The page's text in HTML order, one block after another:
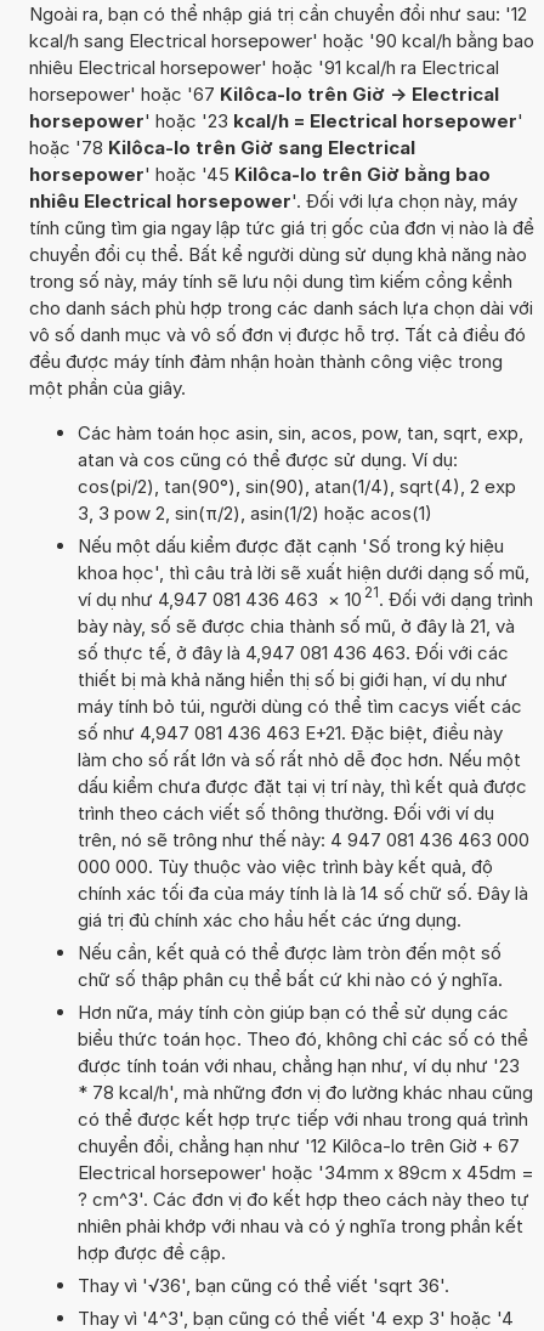
Ngoài ra, bạn có thể nhập giá trị cần chuyển đổi như sau: '12
kcal/h sang Electrical horsepower' hoặc '90 kcal/h bằng bao
nhiêu Electrical horsepower' hoặc '91 kcal/h ra Electrical
horsepower' hoặc '67 Kilôca-lo trên Giờ -> Electrical
horsepower' hoặc '23 kcal/h = Electrical horsepower'
hoặc '78 Kilôca-lo trên Giờ sang Electrical
horsepower' hoặc '45 Kilôca-lo trên Giờ bằng bao
nhiêu Electrical horsepower'. Đối với lựa chọn này, máy
tính cũng tìm gia ngay lập tức giá trị gốc của đơn vị nào là để
chuyển đổi cụ thể. Bất kể người dùng sử dụng khả năng nào
trong số này, máy tính sẽ lưu nội dung tìm kiếm cồng kềnh
cho danh sách phù hợp trong các danh sách lựa chọn dài với
vô số danh mục và vô số đơn vị được hỗ trợ. Tất cả điều đó
đều được máy tính đảm nhận hoàn thành công việc trong
một phần của giây.
Các hàm toán học asin, sin, acos, pow, tan, sqrt, exp,
atan và cos cũng có thể được sử dụng. Ví dụ:
cos(pi/2), tan(90°), sin(90), atan(1/4), sqrt(4), 2 exp
3, 3 pow 2, sin(π/2), asin(1/2) hoặc acos(1)
Nếu một dấu kiểm được đặt cạnh 'Số trong ký hiệu
khoa học', thì câu trả lời sẽ xuất hiện dưới dạng số mũ,
ví dụ như 4,947 081 436 463 × 10 21. Đối với dạng trình
bày này, số sẽ được chia thành số mũ, ở đây là 21, và
số thực tế, ở đây là 4,947 081 436 463. Đối với các
thiết bị mà khả năng hiển thị số bị giới hạn, ví dụ như
máy tính bỏ túi, người dùng có thể tìm cacys viết các
số như 4,947 081 436 463 E+21. Đặc biệt, điều này
làm cho số rất lớn và số rất nhỏ dễ đọc hơn. Nếu một
dấu kiểm chưa được đặt tại vị trí này, thì kết quả được
trình theo cách viết số thông thường. Đối với ví dụ
trên, nó sẽ trông như thế này: 4 947 081 436 463 000
000 000. Tùy thuộc vào việc trình bày kết quả, độ
chính xác tối đa của máy tính là là 14 số chữ số. Đây là
giá trị đủ chính xác cho hầu hết các ứng dụng.
Nếu cần, kết quả có thể được làm tròn đến một số
chữ số thập phân cụ thể bất cứ khi nào có ý nghĩa.
Hơn nữa, máy tính còn giúp bạn có thể sử dụng các
biểu thức toán học. Theo đó, không chỉ các số có thể
được tính toán với nhau, chẳng hạn như, ví dụ như '23
* 78 kcal/h', mà những đơn vị đo lường khác nhau cũng
có thể được kết hợp trực tiếp với nhau trong quá trình
chuyển đổi, chẳng hạn như '12 Kilôca-lo trên Giờ + 67
Electrical horsepower' hoặc '34mm x 89cm x 45dm =
? cm^3'. Các đơn vị đo kết hợp theo cách này theo tự
nhiên phải khớp với nhau và có ý nghĩa trong phần kết
hợp được đề cập.
Thay vì '√36', bạn cũng có thể viết 'sqrt 36'.
Thay vì '4^3', bạn cũng có thể viết '4 exp 3' hoặc '4